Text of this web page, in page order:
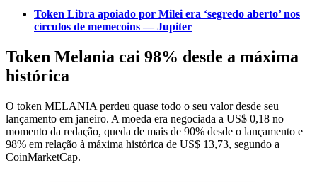
Token Libra apoiado por Milei era ‘segredo aberto’ nos
círculos de memecoins — Jupiter
Token Melania cai 98% desde a máxima
histórica
O token MELANIA perdeu quase todo o seu valor desde seu
lançamento em janeiro. A moeda era negociada a US$ 0,18 no
momento da redação, queda de mais de 90% desde o lançamento e
98% em relação à máxima histórica de US$ 13,73, segundo a
CoinMarketCap.